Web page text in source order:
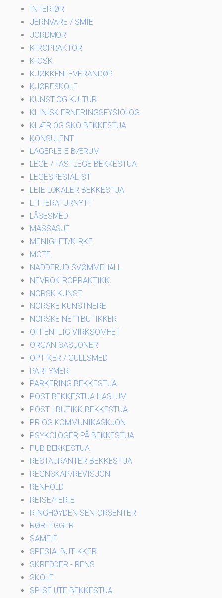
INTERIØR
JERNVARE / SMIE
JORDMOR
KIROPRAKTOR
KIOSK
KJØKKENLEVERANDØR
KJØRESKOLE
KUNST OG KULTUR
KLINISK ERNERINGSFYSIOLOG
KLÆR OG SKO BEKKESTUA
KONSULENT
LAGERLEIE BÆRUM
LEGE / FASTLEGE BEKKESTUA
LEGESPESIALIST
LEIE LOKALER BEKKESTUA
LITTERATURNYTT
LÅSESMED
MASSASJE
MENIGHET/KIRKE
MOTE
NADDERUD SVØMMEHALL
NEVROKIROPRAKTIKK
NORSK KUNST
NORSKE KUNSTNERE
NORSKE NETTBUTIKKER
OFFENTLIG VIRKSOMHET
ORGANISASJONER
OPTIKER / GULLSMED
PARFYMERI
PARKERING BEKKESTUA
POST BEKKESTUA HASLUM
POST I BUTIKK BEKKESTUA
PR OG KOMMUNIKASKJON
PSYKOLOGER PÅ BEKKESTUA
PUB BEKKESTUA
RESTAURANTER BEKKESTUA
REGNSKAP/REVISJON
RENHOLD
REISE/FERIE
RINGHØYDEN SENIORSENTER
RØRLEGGER
SAMEIE
SPESIALBUTIKKER
SKREDDER - RENS
SKOLE
SPISE UTE BEKKESTUA